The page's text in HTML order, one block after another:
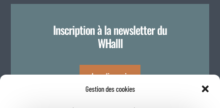
Gestion des cookies
Inscription à la newsletter du
WHalll
Je m'inscris